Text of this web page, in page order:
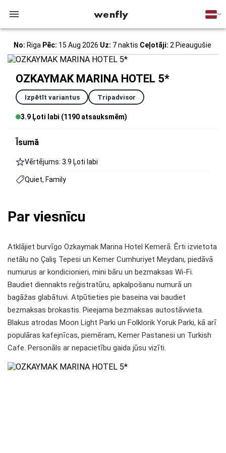
wenfly
No: Riga Pēc: 15 Aug 2026 Uz: 7 naktis Ceļotāji: 2 Pieaugušie
OZKAYMAK MARINA HOTEL 5*
Izpētīt variantus Tripadvisor
3.9 Ļoti labi (1190 atsauksmēm)
Īsumā
Vērtējums: 3.9 Ļoti labi
Quiet, Family
Par viesnīcu
Atklājiet burvīgo Ozkaymak Marina Hotel Kemerā. Ērti izvietota
netālu no Çaliş Tepesi un Kemer Cumhuriyet Meydanı, piedāvā
numurus ar kondicionieri, mini bāru un bezmaksas Wi-Fi.
Baudiet diennakts reģistratūru, apkalpošanu numurā un
bagāžas glabātuvi. Atpūtieties pie baseina vai baudiet
bezmaksas brokastis. Pieejama bezmaksas autostāvvieta.
Blakus atrodas Moon Light Parki un Folklorik Yoruk Parki, kā arī
populāras kafejnīcas, piemēram, Kemer Pastanesi un Turkish
Cafe. Personāls ar nepacietību gaida jūsu vizīti.